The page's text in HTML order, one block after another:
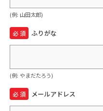
(例: 山田太郎)
必 須 ふりがな
(例: やまだたろう)
必 須 メールアドレス